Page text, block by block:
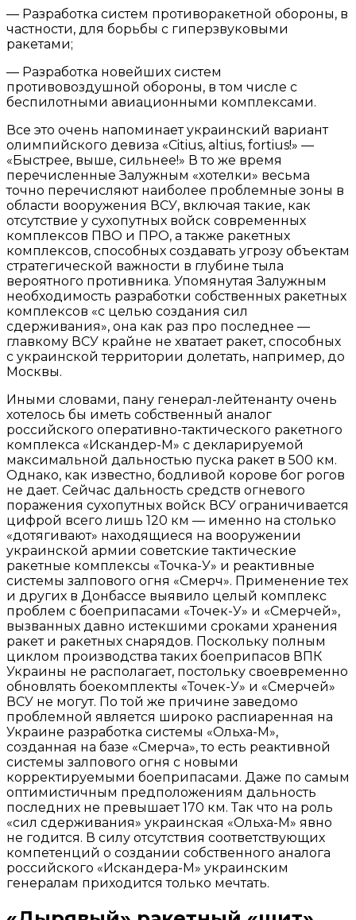
— Разработка систем противоракетной обороны, в
частности, для борьбы с гиперзвуковыми
ракетами;
— Разработка новейших систем
противовоздушной обороны, в том числе с
беспилотными авиационными комплексами.
Все это очень напоминает украинский вариант
олимпийского девиза «Citius, altius, fortius!» —
«Быстрее, выше, сильнее!» В то же время
перечисленные Залужным «хотелки» весьма
точно перечисляют наиболее проблемные зоны в
области вооружения ВСУ, включая такие, как
отсутствие у сухопутных войск современных
комплексов ПВО и ПРО, а также ракетных
комплексов, способных создавать угрозу объектам
стратегической важности в глубине тыла
вероятного противника. Упомянутая Залужным
необходимость разработки собственных ракетных
комплексов «с целью создания сил
сдерживания», она как раз про последнее —
главкому ВСУ крайне не хватает ракет, способных
с украинской территории долетать, например, до
Москвы.
Иными словами, пану генерал-лейтенанту очень
хотелось бы иметь собственный аналог
российского оперативно-тактического ракетного
комплекса «Искандер-М» с декларируемой
максимальной дальностью пуска ракет в 500 км.
Однако, как известно, бодливой корове бог рогов
не дает. Сейчас дальность средств огневого
поражения сухопутных войск ВСУ ограничивается
цифрой всего лишь 120 км — именно на столько
«дотягивают» находящиеся на вооружении
украинской армии советские тактические
ракетные комплексы «Точка-У» и реактивные
системы залпового огня «Смерч». Применение тех
и других в Донбассе выявило целый комплекс
проблем с боеприпасами «Точек-У» и «Смерчей»,
вызванных давно истекшими сроками хранения
ракет и ракетных снарядов. Поскольку полным
циклом производства таких боеприпасов ВПК
Украины не располагает, постольку своевременно
обновлять боекомплекты «Точек-У» и «Смерчей»
ВСУ не могут. По той же причине заведомо
проблемной является широко распиаренная на
Украине разработка системы «Ольха-М»,
созданная на базе «Смерча», то есть реактивной
системы залпового огня с новыми
корректируемыми боеприпасами. Даже по самым
оптимистичным предположениям дальность
последних не превышает 170 км. Так что на роль
«сил сдерживания» украинская «Ольха-М» явно
не годится. В силу отсутствия соответствующих
компетенций о создании собственного аналога
российского «Искандера-М» украинским
генералам приходится только мечтать.